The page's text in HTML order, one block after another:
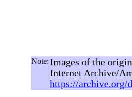
Note:Images of the
Internet Archive/
https://archive.org/